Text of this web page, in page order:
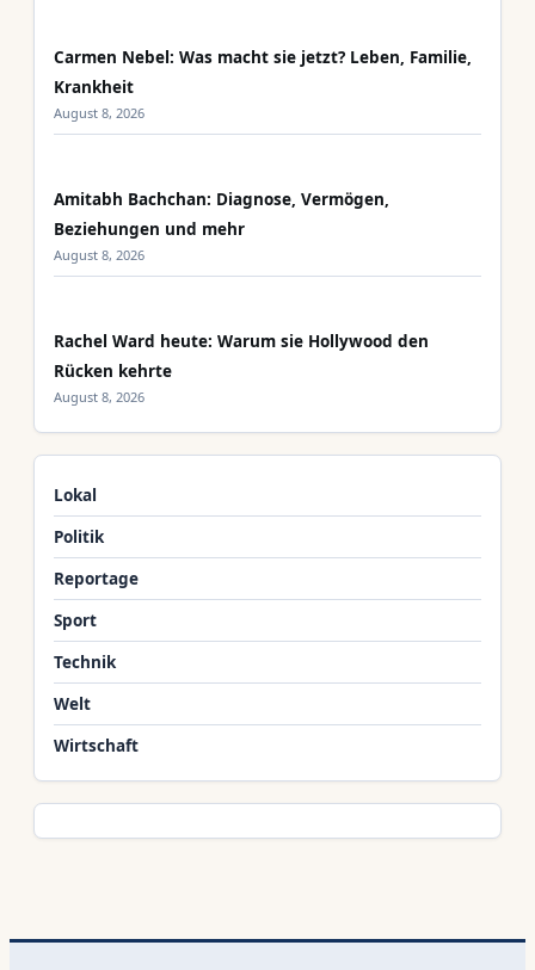
Carmen Nebel: Was macht sie jetzt? Leben, Familie,
Krankheit
August 8, 2026
Amitabh Bachchan: Diagnose, Vermögen,
Beziehungen und mehr
August 8, 2026
Rachel Ward heute: Warum sie Hollywood den
Rücken kehrte
August 8, 2026
Lokal
Politik
Reportage
Sport
Technik
Welt
Wirtschaft